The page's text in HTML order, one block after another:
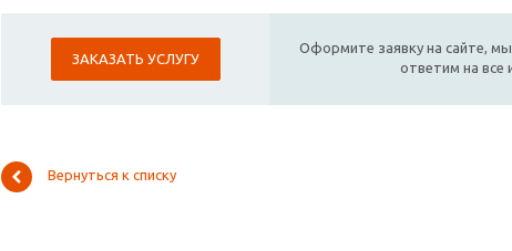
ЗАКАЗАТЬ УСЛУГУ
Оформите заявку на сайте,
ответим на все
Вернуться к списку